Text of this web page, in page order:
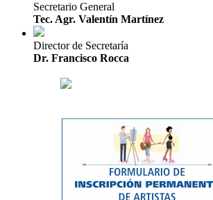
Secretario General
Tec. Agr. Valentín Martínez
Director de Secretaría
Dr. Francisco Rocca